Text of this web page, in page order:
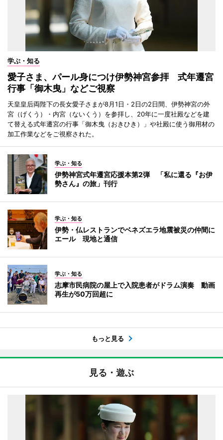
学ぶ・知る
愛子さま、パール身につけ伊勢神宮参拝 式年遷宮
行事「御木曳」などご視察
天皇皇后両陛下の長女愛子さまが8月1日・2日の2日間、伊勢神宮の外
宮（げくう）・内宮（ないくう）を参拝し、20年に一度社殿などを建
て替える式年遷宮の行事「御木曳（おきひき）」や社殿に使う御用材の
加工作業などをご視察された。
学ぶ・知る
伊勢神宮式年遷宮応援本第2弾 「私に還る『お伊
勢さん』の旅」刊行
学ぶ・知る
伊勢・仏レストランでベネズエラ地震被災の仲間に
エール 現地と通信
学ぶ・知る
志摩市民病院の屋上で入院患者がドラム演奏 動画
再生が50万回超に
もっと見る
見る・遊ぶ